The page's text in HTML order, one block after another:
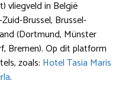
vliegveld in België
Brussel, Brussel-
(Dortmund, Münster
Bremen). Op dit platform
zoals: Hotel Tasia Maris
.